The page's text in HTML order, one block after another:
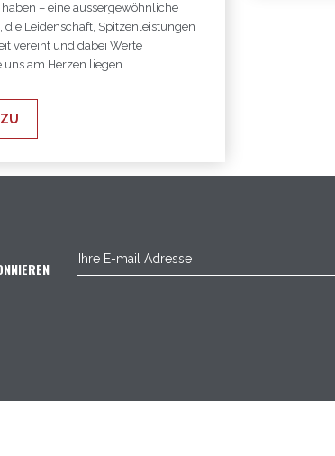
– eine aussergewöhnliche
die Leidenschaft, Spitzenleistungen
vereint und dabei Werte
uns am Herzen liegen.